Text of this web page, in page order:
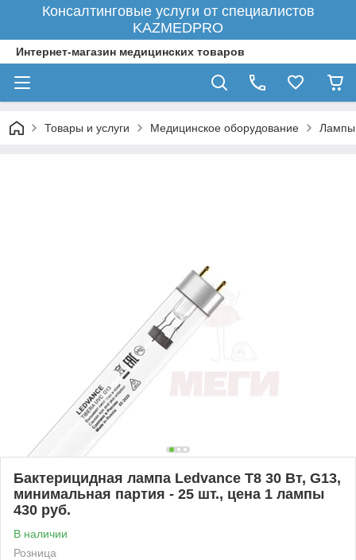
Консалтинговые услуги от специалистов
KAZMEDPRO
Интернет-магазин медицинских товаров
Товары и услуги Медицинское оборудование
Бактерицидная лампа Ledvance Т8 30 Вт, G13,
минимальная партия - 25 шт., цена 1 лампы
430 руб.
В наличии
Розница